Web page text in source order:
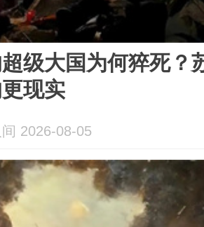
级大国为何猝死？
现实
2026-08-05